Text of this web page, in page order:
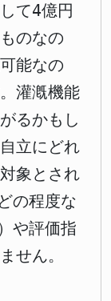
て4億円
のなの
能なの
灌漑機能
るかもし
立にどれ
象とされ
の程度な
や評価指
せん。